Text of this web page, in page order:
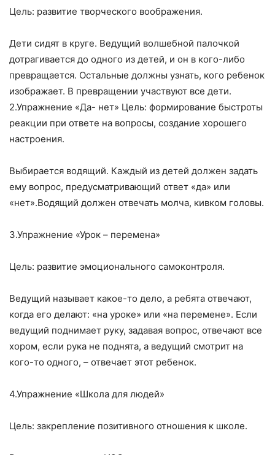
Цель: развитие творческого воображения.
Дети сидят в круге. Ведущий волшебной палочкой
дотрагивается до одного из детей, и он в кого-либо
превращается. Остальные должны узнать, кого ребенок
изображает. В превращении участвуют все дети.
2.Упражнение «Да- нет» Цель: формирование быстроты
реакции при ответе на вопросы, создание хорошего
настроения.
Выбирается водящий. Каждый из детей должен задать
ему вопрос, предусматривающий ответ «да» или
«нет».Водящий должен отвечать молча, кивком головы.
3.Упражнение «Урок – перемена»
Цель: развитие эмоционального самоконтроля.
Ведущий называет какое-то дело, а ребята отвечают,
когда его делают: «на уроке» или «на перемене». Если
ведущий поднимает руку, задавая вопрос, отвечают все
хором, если рука не поднята, а ведущий смотрит на
кого-то одного, – отвечает этот ребенок.
4.Упражнение «Школа для людей»
Цель: закрепление позитивного отношения к школе.